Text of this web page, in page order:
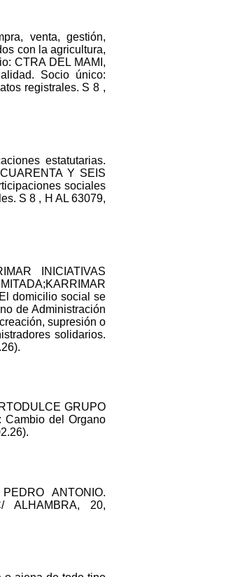
venta, gestión,
con la agricultura,
CTRA DEL MAMI,
Socio único:
registrales. S 8 ,
estatutarias.
Y SEIS
sociales
S 8 , H AL 63079,
INICIATIVAS
domicilio social se
de Administración
supresión o
solidarios.
GRUPO
Cambio del Organo
ANTONIO.
ALHAMBRA, 20,